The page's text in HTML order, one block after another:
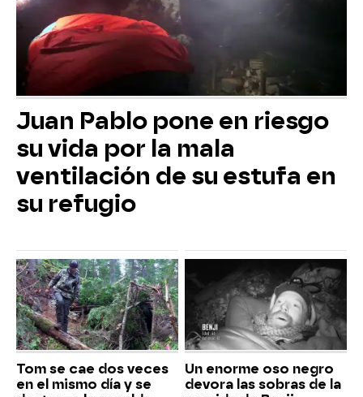
Juan Pablo pone en riesgo
su vida por la mala
ventilación de su estufa en
su refugio
Tom se cae dos veces
en el mismo día y se
Un enorme oso negro
devora las sobras de la